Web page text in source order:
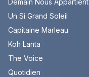
Un Si Grand Soleil
Capitaine Marleau
Koh Lanta
The Voice
Quotidien